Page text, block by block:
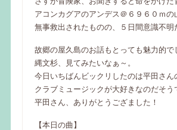
アコンカグアのアンデス＠６９６０ｍ
無事救出されたものの、５日間意識不明
故郷の屋久島のお話もとっても魅力的で
縄文杉、見てみたいなぁ～。
今日いちばんビックリしたのは平田さ
クラブミュージックが大好きなのだそう
平田さん、ありがとうござました！
【本日の曲】